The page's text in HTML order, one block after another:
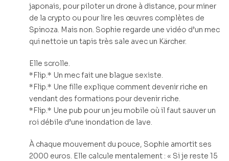
japonais, pour piloter un drone à distance, pour miner
de la crypto ou pour lire les œuvres complètes de
Spinoza. Mais non. Sophie regarde une vidéo d’un mec
qui nettoie un tapis très sale avec un Kärcher.
Elle scrolle.
*Flip.* Un mec fait une blague sexiste.
*Flip.* Une fille explique comment devenir riche en
vendant des formations pour devenir riche.
*Flip.* Une pub pour un jeu mobile où il faut sauver un
roi débile d’une inondation de lave.
À chaque mouvement du pouce, Sophie amortit ses
2000 euros. Elle calcule mentalement : « Si je reste 15